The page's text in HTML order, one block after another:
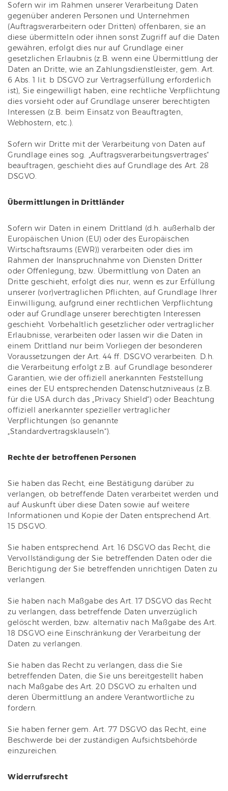
Sofern wir im Rahmen unserer Verarbeitung Daten
gegenüber anderen Personen und Unternehmen
(Auftragsverarbeitern oder Dritten) offenbaren, sie an
diese übermitteln oder ihnen sonst Zugriff auf die Daten
gewähren, erfolgt dies nur auf Grundlage einer
gesetzlichen Erlaubnis (z.B. wenn eine Übermittlung der
Daten an Dritte, wie an Zahlungsdienstleister, gem. Art.
6 Abs. 1 lit. b DSGVO zur Vertragserfüllung erforderlich
ist), Sie eingewilligt haben, eine rechtliche Verpflichtung
dies vorsieht oder auf Grundlage unserer berechtigten
Interessen (z.B. beim Einsatz von Beauftragten,
Webhostern, etc.).
Sofern wir Dritte mit der Verarbeitung von Daten auf
Grundlage eines sog. „Auftragsverarbeitungsvertrages“
beauftragen, geschieht dies auf Grundlage des Art. 28
DSGVO.
Übermittlungen in Drittländer
Sofern wir Daten in einem Drittland (d.h. außerhalb der
Europäischen Union (EU) oder des Europäischen
Wirtschaftsraums (EWR)) verarbeiten oder dies im
Rahmen der Inanspruchnahme von Diensten Dritter
oder Offenlegung, bzw. Übermittlung von Daten an
Dritte geschieht, erfolgt dies nur, wenn es zur Erfüllung
unserer (vor)vertraglichen Pflichten, auf Grundlage Ihrer
Einwilligung, aufgrund einer rechtlichen Verpflichtung
oder auf Grundlage unserer berechtigten Interessen
geschieht. Vorbehaltlich gesetzlicher oder vertraglicher
Erlaubnisse, verarbeiten oder lassen wir die Daten in
einem Drittland nur beim Vorliegen der besonderen
Voraussetzungen der Art. 44 ff. DSGVO verarbeiten. D.h.
die Verarbeitung erfolgt z.B. auf Grundlage besonderer
Garantien, wie der offiziell anerkannten Feststellung
eines der EU entsprechenden Datenschutzniveaus (z.B.
für die USA durch das „Privacy Shield“) oder Beachtung
offiziell anerkannter spezieller vertraglicher
Verpflichtungen (so genannte
„Standardvertragsklauseln“).
Rechte der betroffenen Personen
Sie haben das Recht, eine Bestätigung darüber zu
verlangen, ob betreffende Daten verarbeitet werden und
auf Auskunft über diese Daten sowie auf weitere
Informationen und Kopie der Daten entsprechend Art.
15 DSGVO.
Sie haben entsprechend. Art. 16 DSGVO das Recht, die
Vervollständigung der Sie betreffenden Daten oder die
Berichtigung der Sie betreffenden unrichtigen Daten zu
verlangen.
Sie haben nach Maßgabe des Art. 17 DSGVO das Recht
zu verlangen, dass betreffende Daten unverzüglich
gelöscht werden, bzw. alternativ nach Maßgabe des Art.
18 DSGVO eine Einschränkung der Verarbeitung der
Daten zu verlangen.
Sie haben das Recht zu verlangen, dass die Sie
betreffenden Daten, die Sie uns bereitgestellt haben
nach Maßgabe des Art. 20 DSGVO zu erhalten und
deren Übermittlung an andere Verantwortliche zu
fordern.
Sie haben ferner gem. Art. 77 DSGVO das Recht, eine
Beschwerde bei der zuständigen Aufsichtsbehörde
einzureichen.
Widerrufsrecht